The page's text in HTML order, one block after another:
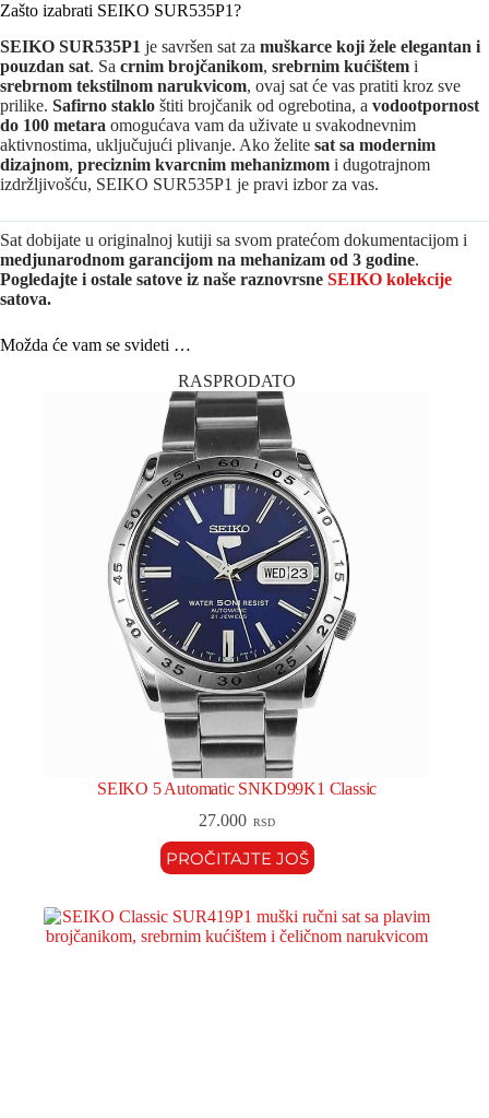
Zašto izabrati SEIKO SUR535P1?
SEIKO SUR535P1 je savršen sat za muškarce koji žele elegantan i
pouzdan sat. Sa crnim brojčanikom, srebrnim kućištem i
srebrnom tekstilnom narukvicom, ovaj sat će vas pratiti kroz sve
prilike. Safirno staklo štiti brojčanik od ogrebotina, a vodootpornost
do 100 metara omogućava vam da uživate u svakodnevnim
aktivnostima, uključujući plivanje. Ako želite sat sa modernim
dizajnom, preciznim kvarcnim mehanizmom i dugotrajnom
izdržljivošću, SEIKO SUR535P1 je pravi izbor za vas.
Sat dobijate u originalnoj kutiji sa svom pratećom dokumentacijom i
medjunarodnom garancijom na mehanizam od 3 godine.
Pogledajte i ostale satove iz naše raznovrsne SEIKO kolekcije
satova.
Možda će vam se svideti …
RASPRODATO
SEIKO 5 Automatic SNKD99K1 Classic
27.000 RSD
PROČITAJTE JOŠ